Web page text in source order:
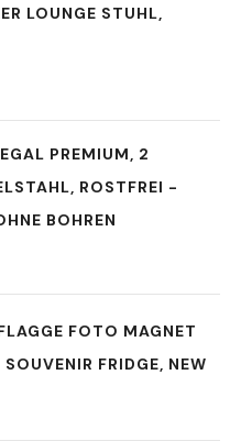
LOUNGE STUHL,
PREMIUM, 2
ROSTFREI -
BOHREN
FOTO MAGNET
FRIDGE, NEW